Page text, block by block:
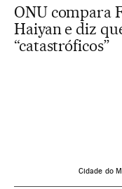
ONU compara
Haiyan e diz
“catastróficos”
Cidade do